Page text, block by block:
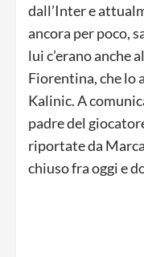
dall’Inter e
ancora per poco,
lui c’erano anche
Fiorentina, che lo
Kalinic. A
padre del
riportate da
chiuso fra oggi e